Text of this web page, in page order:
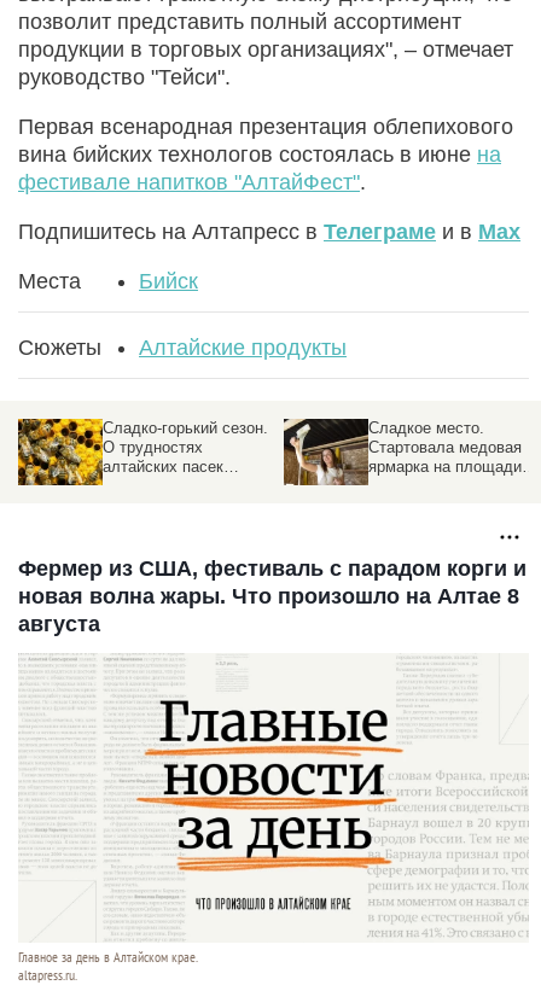
позволит представить полный ассортимент
продукции в торговых организациях", – отмечает
руководство "Тейси".
Первая всенародная презентация облепихового
вина бийских технологов состоялась в июне на
фестивале напитков "АлтайФест".
Подпишитесь на Алтапресс в Телеграме и в Max
Места Бийск
Сюжеты Алтайские продукты
Сладко-горький сезон.
О трудностях
алтайских пасек
Сладкое место.
Стартовала медовая
ярмарка на площади
Фермер из США, фестиваль с парадом корги и
новая волна жары. Что произошло на Алтае 8
августа
Главное за день в Алтайском крае.
altapress.ru.